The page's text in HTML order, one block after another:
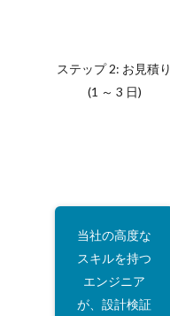
ステップ 2: お見積り
(1 ～ 3 日)
当社の高度な
スキルを持つ
エンジニア
が、設計検証